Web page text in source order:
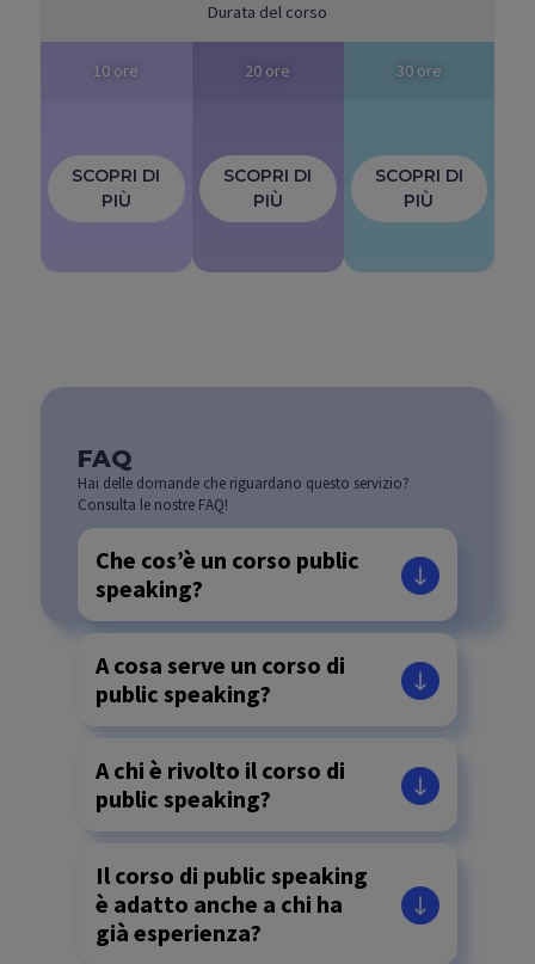
Durata del corso
10 ore 20 ore 30 ore
SCOPRI DI
PIÙ
SCOPRI DI
PIÙ
SCOPRI DI
PIÙ
FAQ
Hai delle domande che riguardano questo servizio?
Consulta le nostre FAQ!
Che cos’è un corso public
speaking?
A cosa serve un corso di
public speaking?
A chi è rivolto il corso di
public speaking?
Il corso di public speaking
è adatto anche a chi ha
già esperienza?